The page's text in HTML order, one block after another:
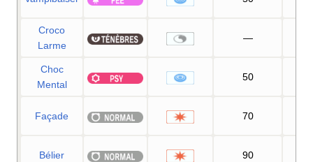
Croco
Larme
—
Choc
Mental
50
Façade 70
Bélier 90